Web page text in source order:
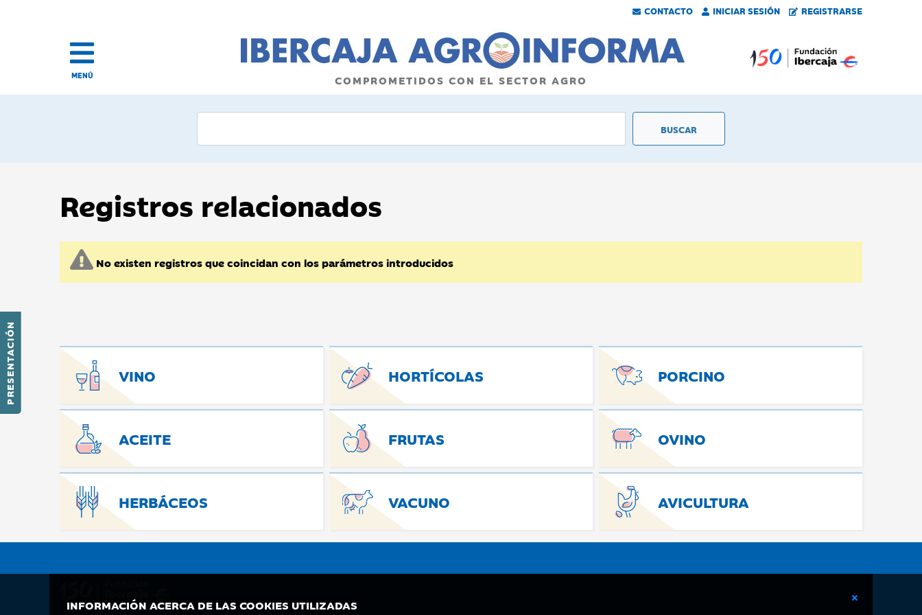
CONTACTO INICIAR SESIÓN REGISTRARSE
PRESENTACIÓN
MENÚ COMPROMETIDOS CON EL SECTOR AGRO
INFORMACIÓN ACERCA DE LAS COOKIES UTILIZADAS
Registros relacionados
No existen registros que coincidan con los parámetros introducidos
VINO HORTÍCOLAS PORCINO
ACEITE FRUTAS OVINO
HERBÁCEOS VACUNO AVICULTURA